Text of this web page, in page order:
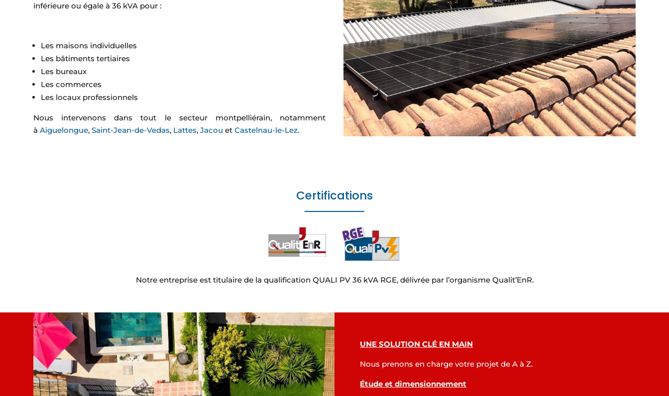
inférieure ou égale à 36 kVA pour :
Les maisons individuelles
Les bâtiments tertiaires
Les bureaux
Les commerces
Les locaux professionnels
Nous intervenons dans tout le secteur montpelliérain, notamment
àAiguelongue,Saint-Jean-de-Vedas, Lattes,Jacou etCastelnau-le-Lez.
Certifications
Notre entreprise est titulaire de la qualification QUALI PV 36 kVA RGE, délivrée par l’organisme Qualit’EnR.
UNE SOLUTION CLÉ EN MAIN
Nous prenons en charge votre projet de A à Z.
Étude et dimensionnement